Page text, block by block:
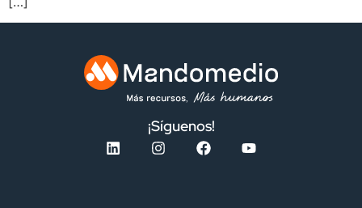
¡Síguenos!